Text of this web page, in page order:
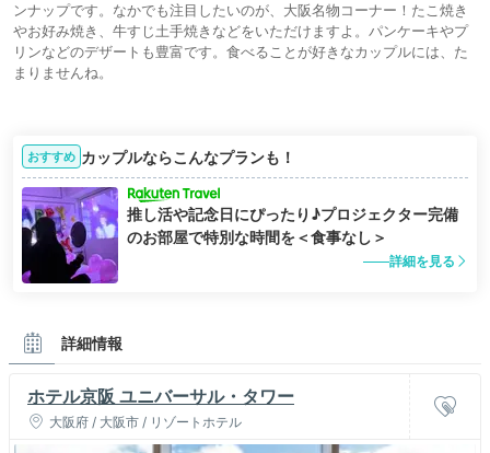
ンナップです。なかでも注目したいのが、大阪名物コーナー！たこ焼き
やお好み焼き、牛すじ土手焼きなどをいただけますよ。パンケーキやプ
リンなどのデザートも豊富です。食べることが好きなカップルには、た
まりませんね。
おすすめ カップルならこんなプランも！
推し活や記念日にぴったり♪プロジェクター完備
のお部屋で特別な時間を＜食事なし＞
詳細を見る
詳細情報
ホテル京阪 ユニバーサル・タワー
大阪府 / 大阪市 / リゾートホテル